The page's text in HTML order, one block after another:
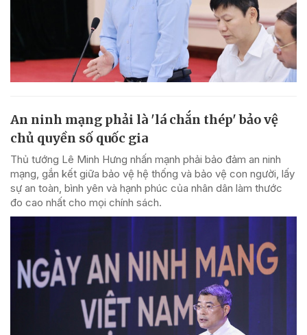
An ninh mạng phải là 'lá chắn thép' bảo vệ
chủ quyền số quốc gia
Thủ tướng Lê Minh Hưng nhấn mạnh phải bảo đảm an ninh
mạng, gắn kết giữa bảo vệ hệ thống và bảo vệ con người, lấy
sự an toàn, bình yên và hạnh phúc của nhân dân làm thước
đo cao nhất cho mọi chính sách.